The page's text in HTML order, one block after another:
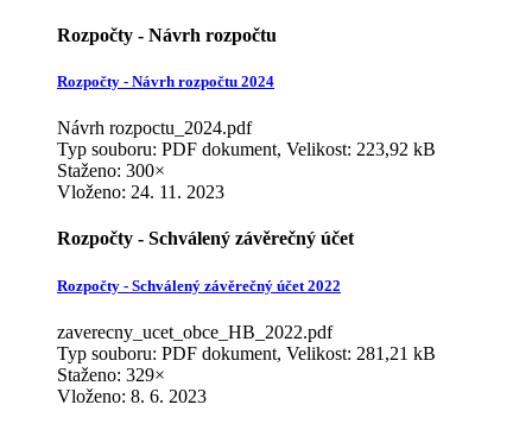
Rozpočty - Návrh rozpočtu
Rozpočty - Návrh rozpočtu 2024
Návrh rozpoctu_2024.pdf
Typ souboru: PDF dokument, Velikost: 223,92 kB
Staženo: 300×
Vloženo: 24. 11. 2023
Rozpočty - Schválený závěrečný účet
Rozpočty - Schválený závěrečný účet 2022
zaverecny_ucet_obce_HB_2022.pdf
Typ souboru: PDF dokument, Velikost: 281,21 kB
Staženo: 329×
Vloženo: 8. 6. 2023